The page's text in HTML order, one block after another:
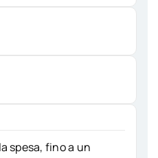
spesa, fino a un